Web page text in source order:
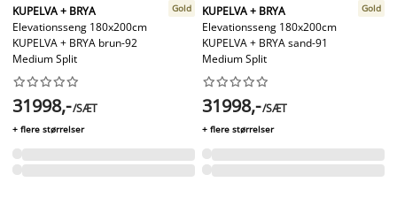
KUPELVA + BRYA
Elevationsseng 180x200cm
KUPELVA + BRYA brun-92
Medium Split
Gold






31998,-/SÆT
+ flere størrelser
KUPELVA + BRYA
Elevationsseng 180x200cm
KUPELVA + BRYA sand-91
Medium Split
Gold






31998,-/SÆT
+ flere størrelser